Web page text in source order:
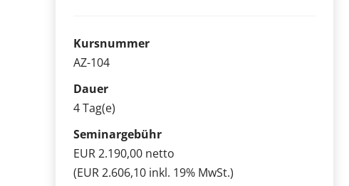
Kursnummer
AZ-104
Dauer
4 Tag(e)
Seminargebühr
EUR 2.190,00 netto
(EUR 2.606,10 inkl. 19% MwSt.)